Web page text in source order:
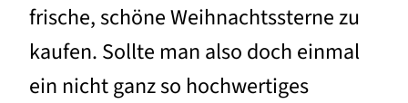
frische, schöne Weihnachtssterne zu
kaufen. Sollte man also doch einmal
ein nicht ganz so hochwertiges